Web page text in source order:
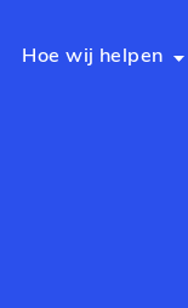
Hoe wij helpen